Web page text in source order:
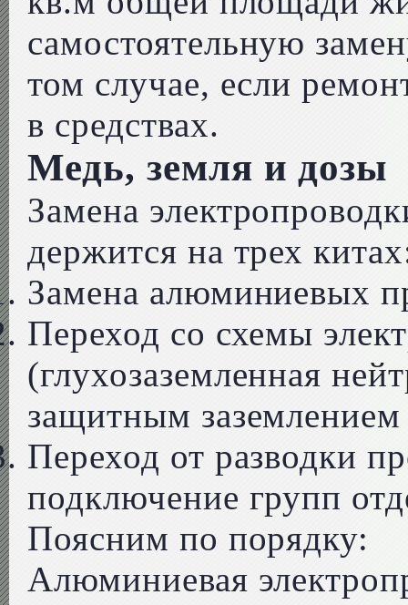
самостоятельную
том случае, если
в средствах.
Медь, земля и дозы
Замена
держится на трех
Замена алюминиевых
Переход со схемы
(глухозаземленная
защитным заземлением
Переход от разводки
подключение групп
Поясним по порядку:
Алюминиевая